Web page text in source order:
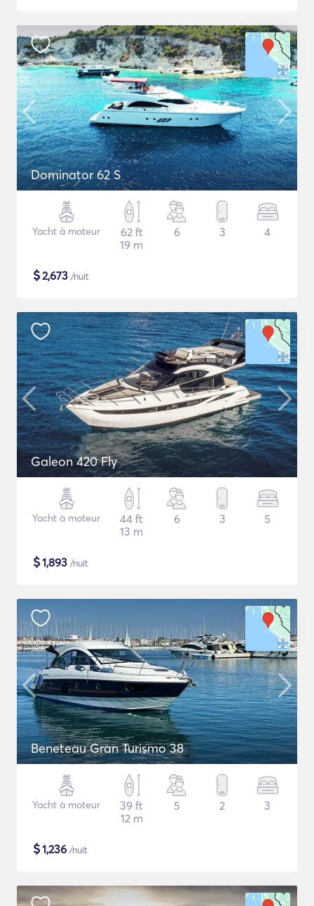
Dominator 62 S
Yacht à moteur
62 ft
19 m
6 3 4
$2,673 /nuit
Galeon 420 Fly
Yacht à moteur
44 ft
13 m
6 3 5
$1,893 /nuit
Beneteau Gran Turismo 38
Yacht à moteur
39 ft
12 m
5 2 3
$1,236 /nuit